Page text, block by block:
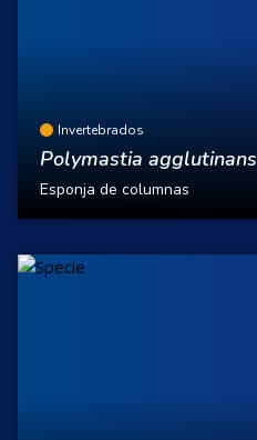
Invertebrados
Polymastia agglutinans
Esponja de columnas